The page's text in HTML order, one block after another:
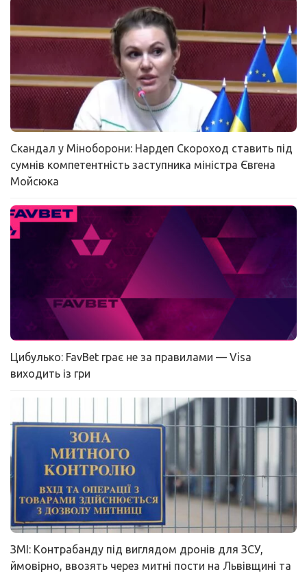
Скандал у Міноборони: Нардеп Скороход ставить під
сумнів компетентність заступника міністра Євгена
Мойсюка
Цибулько: FavBet грає не за правилами — Visa
виходить із гри
ЗМІ: Контрабанду під виглядом дронів для ЗСУ,
ймовірно, ввозять через митні пости на Львівщині та